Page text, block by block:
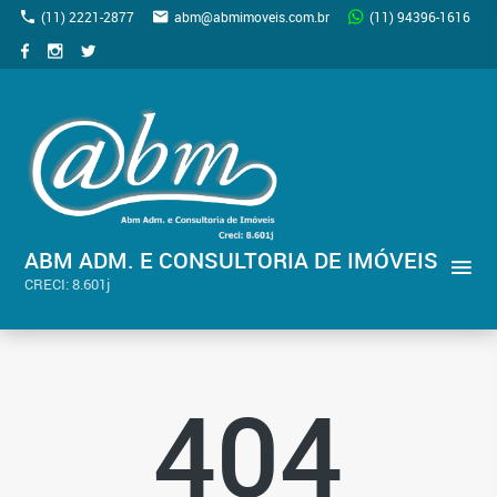
(11) 2221-2877 abm@abmimoveis.com.br (11) 94396-1616
ABM ADM. E CONSULTORIA DE IMÓVEIS
CRECI: 8.601j
404